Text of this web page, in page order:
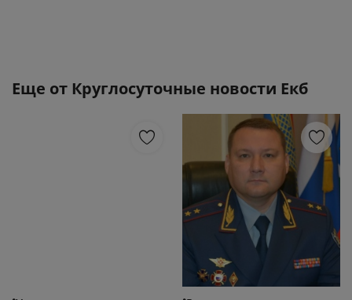
Еще от Круглосуточные новости Екб